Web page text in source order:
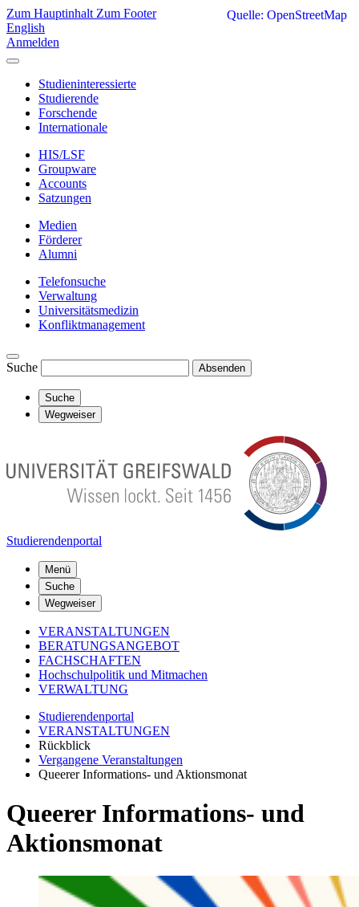
Zum Hauptinhalt Zum Footer
English
Anmelden
Studieninteressierte
Studierende
Forschende
Internationale
HIS/LSF
Groupware
Accounts
Satzungen
Medien
Förderer
Alumni
Telefonsuche
Verwaltung
Universitätsmedizin
Konfliktmanagement
Suche Absenden
Suche
Wegweiser
Studierendenportal
Menü
Suche
Wegweiser
VERANSTALTUNGEN
BERATUNGSANGEBOT
FACHSCHAFTEN
Hochschulpolitik und Mitmachen
VERWALTUNG
Studierendenportal
VERANSTALTUNGEN
Rückblick
Vergangene Veranstaltungen
Queerer Informations- und Aktionsmonat
Queerer Informations- und
Aktionsmonat
Quelle: OpenStreetMap